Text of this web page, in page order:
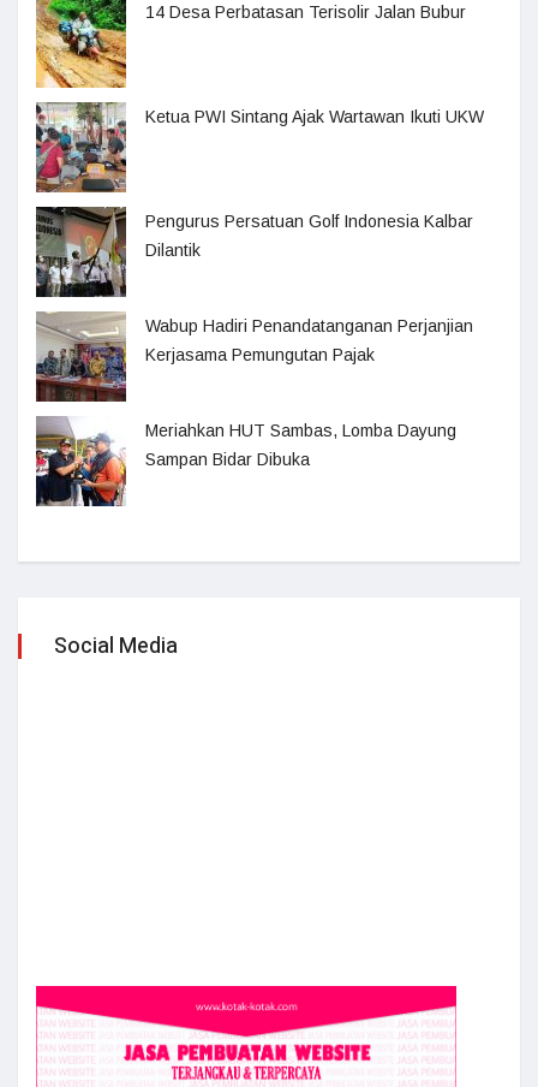
14 Desa Perbatasan Terisolir Jalan Bubur
Ketua PWI Sintang Ajak Wartawan Ikuti UKW
Pengurus Persatuan Golf Indonesia Kalbar
Dilantik
Wabup Hadiri Penandatanganan Perjanjian
Kerjasama Pemungutan Pajak
Meriahkan HUT Sambas, Lomba Dayung
Sampan Bidar Dibuka
Social Media